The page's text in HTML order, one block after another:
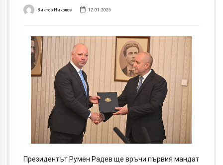
Виктор Николов 12.01.2025
Президентът Румен Радев ще връчи първия мандат